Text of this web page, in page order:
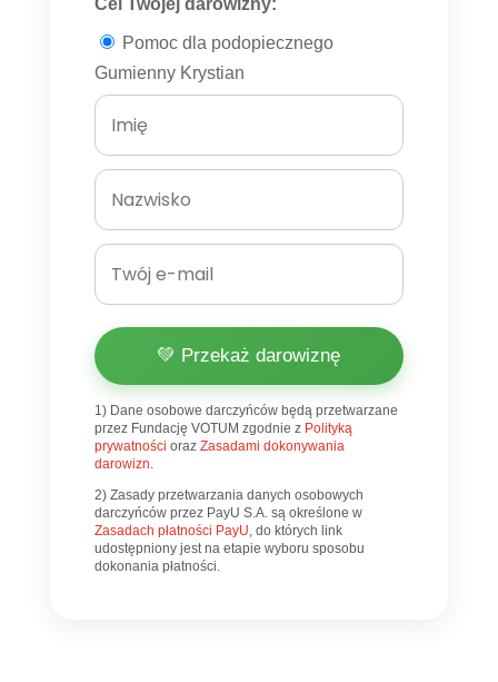
Cel Twojej darowizny:
Pomoc dla podopiecznego
Gumienny Krystian
💚 Przekaż darowiznę
1) Dane osobowe darczyńców będą przetwarzane
przez Fundację VOTUM zgodnie z Polityką
prywatności oraz Zasadami dokonywania
darowizn.
2) Zasady przetwarzania danych osobowych
darczyńców przez PayU S.A. są określone w
Zasadach płatności PayU, do których link
udostępniony jest na etapie wyboru sposobu
dokonania płatności.